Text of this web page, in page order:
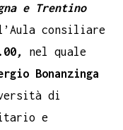
e Trentino
consiliare
, nel quale
Bonanzinga
di
e